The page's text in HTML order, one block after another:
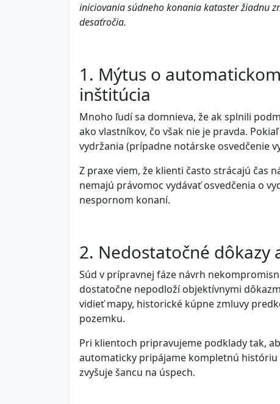
iniciovania súdneho konania kataster žiadnu
desaťročia.
1. Mýtus o
inštitúcia
Mnoho ľudí sa domnieva, že ak splnili
ako vlastníkov, čo však nie je pravda.
vydržania (prípadne notárske osvedčenie
Z praxe viem, že klienti často strácajú čas
nemajú právomoc vydávať osvedčenia o
nespornom konaní.
2. Nedostatočné dôkazy
Súd v prípravnej fáze návrh
dostatočne nepodloží objektívnymi
vidieť mapy, historické kúpne zmluvy
pozemku.
Pri klientoch pripravujeme podklady tak,
automaticky pripájame kompletnú históriu
zvyšuje šancu na úspech.